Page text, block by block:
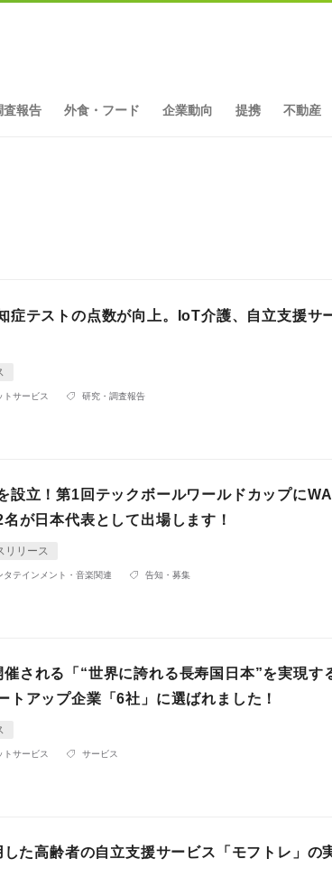
査報告 外食・フード 企業動向 提携 不動産
症テストの点数が向上。IoT介護、自立支援サ
トサービス 研究・調査報告
設立！第1回テックボールワールドカップに
が日本代表として出場します！
リリース
タテインメント・音楽関連 告知・募集
される「“世界に誇れる長寿国日本”を実現す
トアップ企業「6社」に選ばれました！
トサービス サービス
た高齢者の自立支援サービス「モフトレ」の